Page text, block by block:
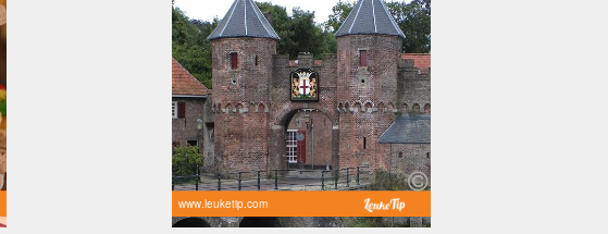
www.leuketip.com